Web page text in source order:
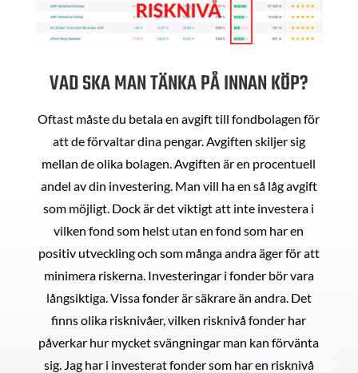
VAD SKA MAN TÄNKA PÅ INNAN KÖP?
Oftast måste du betala en avgift till fondbolagen för
att de förvaltar dina pengar. Avgiften skiljer sig
mellan de olika bolagen. Avgiften är en procentuell
andel av din investering. Man vill ha en så låg avgift
som möjligt. Dock är det viktigt att inte investera i
vilken fond som helst utan en fond som har en
positiv utveckling och som många andra äger för att
minimera riskerna. Investeringar i fonder bör vara
långsiktiga. Vissa fonder är säkrare än andra. Det
finns olika risknivåer, vilken risknivå fonder har
påverkar hur mycket svängningar man kan förvänta
sig. Jag har i investerat fonder som har en risknivå